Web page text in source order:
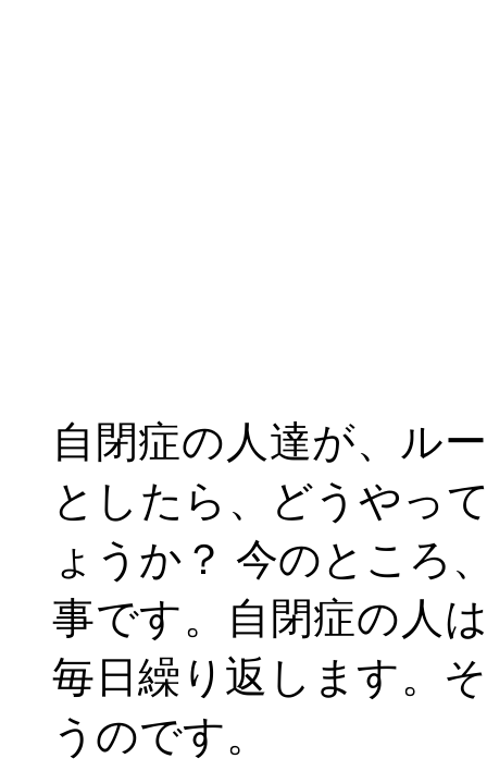
自閉症の人達が、ル
としたら、どうやっ
ょうか？ 今のところ
事です。自閉症の人
毎日繰り返します。
うのです。